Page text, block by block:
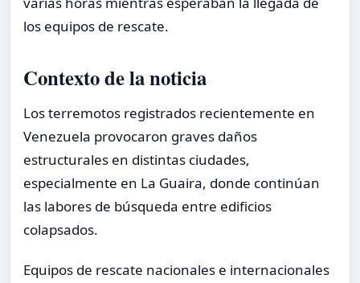
los equipos de rescate.
Contexto de la noticia
Los terremotos registrados recientemente en
Venezuela provocaron graves daños
estructurales en distintas ciudades,
especialmente en La Guaira, donde continúan
las labores de búsqueda entre edificios
colapsados.
Equipos de rescate nacionales e internacionales